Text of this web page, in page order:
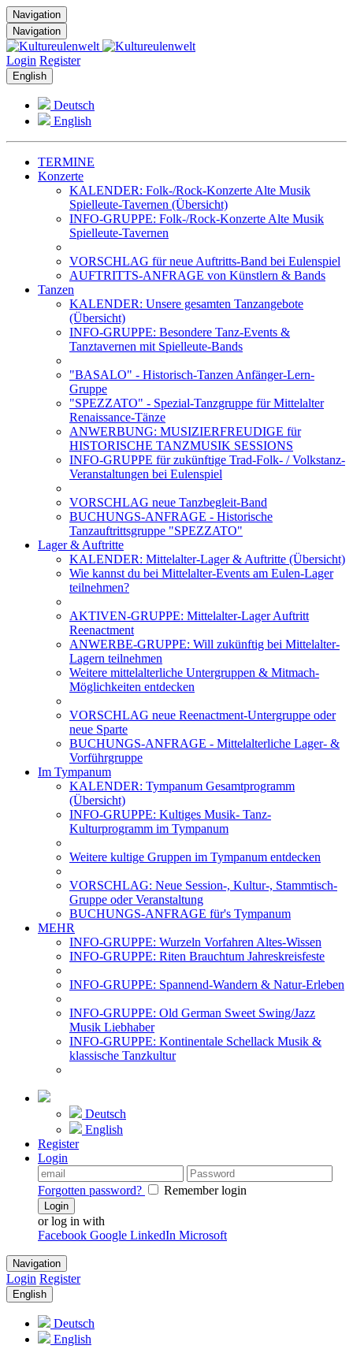
Navigation
Navigation
Login Register
English
Deutsch
English
TERMINE
Konzerte
KALENDER: Folk-/Rock-Konzerte Alte Musik
Spielleute-Tavernen (Übersicht)
INFO-GRUPPE: Folk-/Rock-Konzerte Alte Musik
Spielleute-Tavernen
VORSCHLAG für neue Auftritts-Band bei Eulenspiel
AUFTRITTS-ANFRAGE von Künstlern & Bands
Tanzen
KALENDER: Unsere gesamten Tanzangebote
(Übersicht)
INFO-GRUPPE: Besondere Tanz-Events &
Tanztavernen mit Spielleute-Bands
"BASALO" - Historisch-Tanzen Anfänger-Lern-
Gruppe
"SPEZZATO" - Spezial-Tanzgruppe für Mittelalter
Renaissance-Tänze
ANWERBUNG: MUSIZIERFREUDIGE für
HISTORISCHE TANZMUSIK SESSIONS
INFO-GRUPPE für zukünftige Trad-Folk- / Volkstanz-
Veranstaltungen bei Eulenspiel
VORSCHLAG neue Tanzbegleit-Band
BUCHUNGS-ANFRAGE - Historische
Tanzauftrittsgruppe "SPEZZATO"
Lager & Auftritte
KALENDER: Mittelalter-Lager & Auftritte (Übersicht)
Wie kannst du bei Mittelalter-Events am Eulen-Lager
teilnehmen?
AKTIVEN-GRUPPE: Mittelalter-Lager Auftritt
Reenactment
ANWERBE-GRUPPE: Will zukünftig bei Mittelalter-
Lagern teilnehmen
Weitere mittelalterliche Untergruppen & Mitmach-
Möglichkeiten entdecken
VORSCHLAG neue Reenactment-Untergruppe oder
neue Sparte
BUCHUNGS-ANFRAGE - Mittelalterliche Lager- &
Vorführgruppe
Im Tympanum
KALENDER: Tympanum Gesamtprogramm
(Übersicht)
INFO-GRUPPE: Kultiges Musik- Tanz-
Kulturprogramm im Tympanum
Weitere kultige Gruppen im Tympanum entdecken
VORSCHLAG: Neue Session-, Kultur-, Stammtisch-
Gruppe oder Veranstaltung
BUCHUNGS-ANFRAGE für's Tympanum
MEHR
INFO-GRUPPE: Wurzeln Vorfahren Altes-Wissen
INFO-GRUPPE: Riten Brauchtum Jahreskreisfeste
INFO-GRUPPE: Spannend-Wandern & Natur-Erleben
INFO-GRUPPE: Old German Sweet Swing/Jazz
Musik Liebhaber
INFO-GRUPPE: Kontinentale Schellack Musik &
klassische Tanzkultur
Deutsch
English
Register
Login
Forgotten password? Remember login
Login
or log in with
Facebook Google LinkedIn Microsoft
Navigation
Login Register
English
Deutsch
English